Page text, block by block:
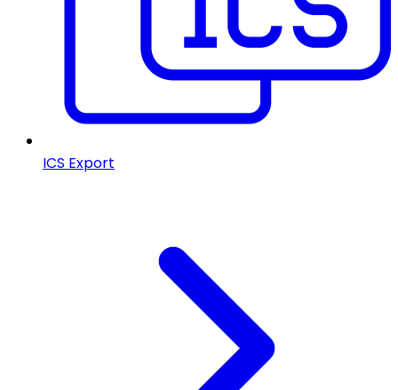
ICS Export